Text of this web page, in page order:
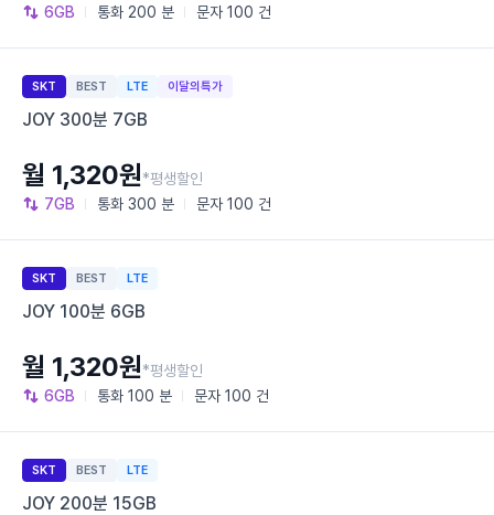
6GB 통화 200 분 문자 100 건
SKT BEST LTE 이달의특가
JOY 300분 7GB
7GB 통화 300 분 문자 100 건
월 1,320원*평생할인
SKT BEST LTE
JOY 100분 6GB
6GB 통화 100 분 문자 100 건
월 1,320원*평생할인
SKT BEST LTE
JOY 200분 15GB